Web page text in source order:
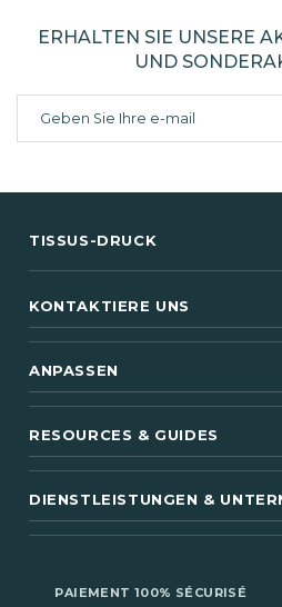
ERHALTEN SIE UNSERE
UND
TISSUS-DRUCK
KONTAKTIERE UNS
ANPASSEN
RESOURCES & GUIDES
DIENSTLEISTUNGEN &
PAIEMENT 100% SÉCURISÉ